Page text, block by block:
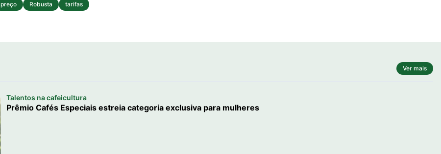
preço Robusta tarifas
Ver mais
Talentos na cafeicultura
Prêmio Cafés Especiais estreia categoria exclusiva para mulheres